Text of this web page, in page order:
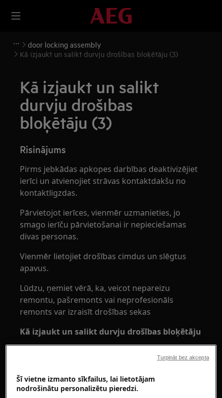
door locking assembly
Kā izjaukt un salikt durvju drošības bloķētāju (3)
Kā izjaukt un salikt
durvju drošības
bloķētāju (3)
Risinājums
Pirms jebkādas apkopes darbības deaktivizējiet
ierīci un atvienojiet strāvas kontaktdakšu no
kontaktligzdas.
Pārvietojot ierīces, vienmēr uzmanieties, jo
smago ierīču pārvietošanai ir nepieciešamas
divas personas.
Vienmēr lietojiet drošības cimdus un slēgtus
apavus.
Lūdzu, ņemiet vērā, ka, veicot nepareizu
remontu, pašremonts vai neprofesionāls
remonts var izraisīt drošības sekas
Kā izjaukt un salikt durvju drošības bloķētāju
Šī vietne izmanto sīkfailus, lai lietotājam
nodrošinātu personalizētu pieredzi.
Turpināt bez akcepta